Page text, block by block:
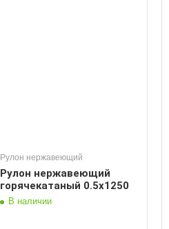
Рулон нержавеющий
Рулон нержавеющий
горячекатаный 0.5х1250
В наличии